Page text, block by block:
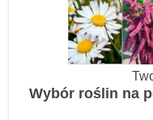
Wybór roślin na